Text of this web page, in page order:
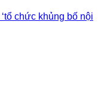
chức khủng bố nội